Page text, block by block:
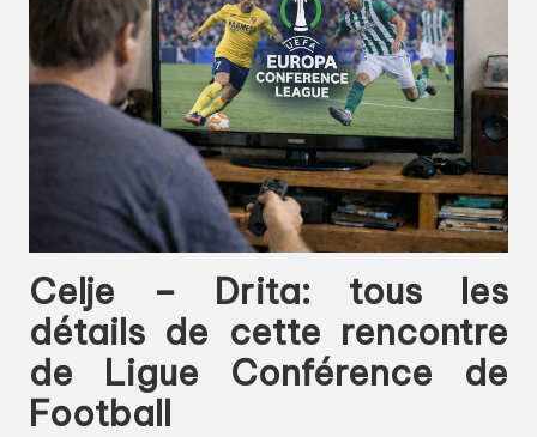
Celje – Drita: tous les
détails de cette rencontre
de Ligue Conférence de
Football